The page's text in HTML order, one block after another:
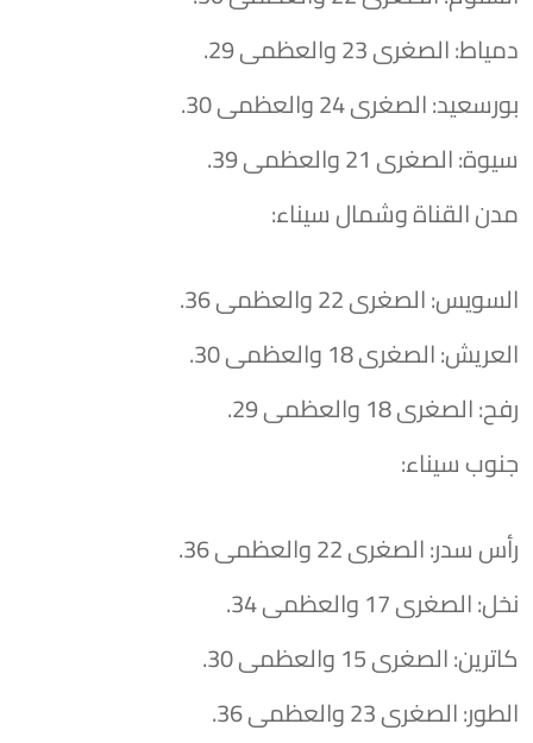
​دمياط: الصغرى 23 والعظمى 29.
​بورسعيد: الصغرى 24 والعظمى 30.
​سيوة: الصغرى 21 والعظمى 39.
​مدن القناة وشمال سيناء:
​السويس: الصغرى 22 والعظمى 36.
​العريش: الصغرى 18 والعظمى 30.
​رفح: الصغرى 18 والعظمى 29.
​جنوب سيناء:
​رأس سدر: الصغرى 22 والعظمى 36.
​نخل: الصغرى 17 والعظمى 34.
​كاترين: الصغرى 15 والعظمى 30.
​الطور: الصغرى 23 والعظمى 36.